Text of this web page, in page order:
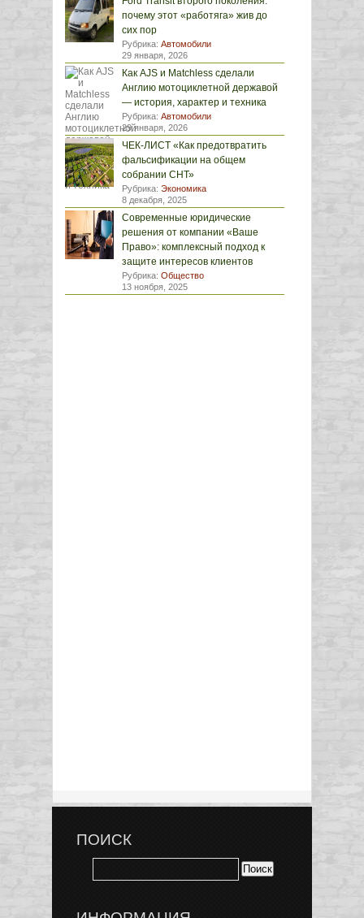
почему этот «работяга» жив до
сих пор
Рубрика: Автомобили
29 января, 2026
Как AJS и Matchless сделали
Англию мотоциклетной державой
— история, характер и техника
Рубрика: Автомобили
29 января, 2026
ЧЕК-ЛИСТ «Как предотвратить
фальсификации на общем
собрании СНТ»
Рубрика: Экономика
8 декабря, 2025
Современные юридические
решения от компании «Ваше
Право»: комплексный подход к
защите интересов клиентов
Рубрика: Общество
13 ноября, 2025
ПОИСК